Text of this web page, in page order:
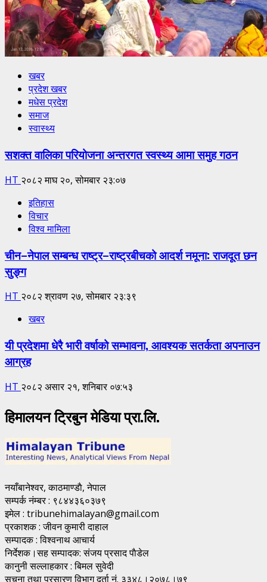
खबर
प्रदेश खबर
मधेस प्रदेश
समाज
स्वास्थ्य
सशक्त वालिका परियोजना अन्तरगत स्वस्थ्य आमा समुह गठन
HT २०८२ माघ २०, सोमबार २३:०७
इतिहास
विचार
विश्व मामिला
चीन–नेपाल सम्बन्ध राष्ट्र–राष्ट्रबीचको आदर्श नमूना: राजदूत छन
सुङ्ग
HT २०८२ श्रावण २७, सोमबार २३:३९
खबर
यी प्रदेशमा धेरै भारी वर्षाको सम्भावना, आवश्यक सतर्कता अपनाउन
आग्रह
HT २०८२ असार २१, शनिबार ०७:५३
हिमालयन ट्रिबुन मेडिया प्रा.लि.
नयाँबानेश्वर, काठमाण्डाै, नेपाल
सम्पर्क नंम्बर : ९८४४३६०३७९
इमेल : tribunehimalayan@gmail.com
प्रकाशक : जीवन कुमारी दाहाल
सम्पादक : विश्वनाथ आचार्य
निर्देशक।सह सम्पादक: संजय प्रसाद पाैडेल
कानुनी सल्लाहकार : बिमल सुवेदी
सूचना तथा प्रसारण विभाग दर्ता नं. ३३४८।२०७८।७९